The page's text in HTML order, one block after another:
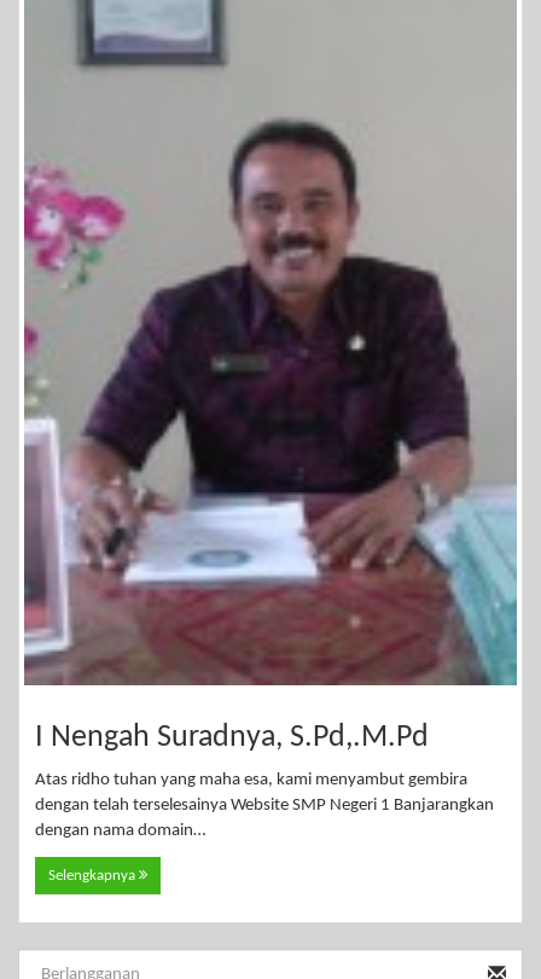
I Nengah Suradnya, S.Pd,.M.Pd
Atas ridho tuhan yang maha esa, kami menyambut gembira
dengan telah terselesainya Website SMP Negeri 1 Banjarangkan
dengan nama domain…
Selengkapnya